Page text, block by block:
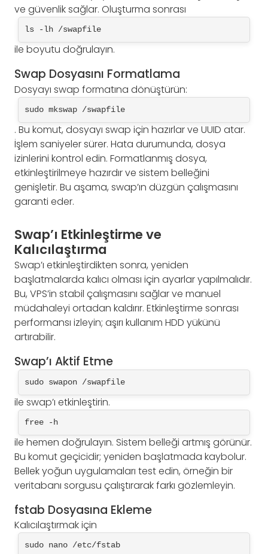
ve güvenlik sağlar. Oluşturma sonrası
ls -lh /swapfile
ile boyutu doğrulayın.
Swap Dosyasını Formatlama
Dosyayı swap formatına dönüştürün:
sudo mkswap /swapfile
. Bu komut, dosyayı swap için hazırlar ve UUID atar.
İşlem saniyeler sürer. Hata durumunda, dosya
izinlerini kontrol edin. Formatlanmış dosya,
etkinleştirilmeye hazırdır ve sistem belleğini
genişletir. Bu aşama, swap’ın düzgün çalışmasını
garanti eder.
Swap’ı Etkinleştirme ve
Kalıcılaştırma
Swap’ı etkinleştirdikten sonra, yeniden
başlatmalarda kalıcı olması için ayarlar yapılmalıdır.
Bu, VPS’in stabil çalışmasını sağlar ve manuel
müdahaleyi ortadan kaldırır. Etkinleştirme sonrası
performansı izleyin; aşırı kullanım HDD yükünü
artırabilir.
Swap’ı Aktif Etme
sudo swapon /swapfile
ile swap’ı etkinleştirin.
free -h
ile hemen doğrulayın. Sistem belleği artmış görünür.
Bu komut geçicidir; yeniden başlatmada kaybolur.
Bellek yoğun uygulamaları test edin, örneğin bir
veritabanı sorgusu çalıştırarak farkı gözlemleyin.
fstab Dosyasına Ekleme
Kalıcılaştırmak için
sudo nano /etc/fstab